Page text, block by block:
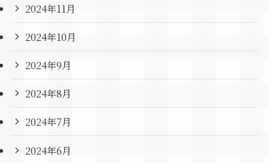
2024年11月
2024年10月
2024年9月
2024年8月
2024年7月
2024年6月